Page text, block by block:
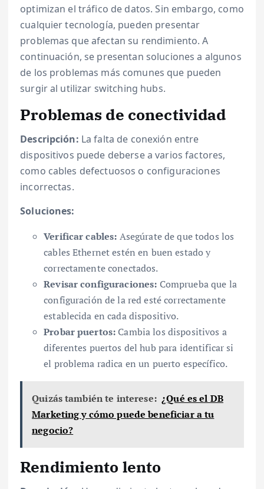
optimizan el tráfico de datos. Sin embargo, como
cualquier tecnología, pueden presentar
problemas que afectan su rendimiento. A
continuación, se presentan soluciones a algunos
de los problemas más comunes que pueden
surgir al utilizar switching hubs.
Problemas de conectividad
Descripción: La falta de conexión entre
dispositivos puede deberse a varios factores,
como cables defectuosos o configuraciones
incorrectas.
Soluciones:
Verificar cables: Asegúrate de que todos los
cables Ethernet estén en buen estado y
correctamente conectados.
Revisar configuraciones: Comprueba que la
configuración de la red esté correctamente
establecida en cada dispositivo.
Probar puertos: Cambia los dispositivos a
diferentes puertos del hub para identificar si
el problema radica en un puerto específico.
Quizás también te interese: ¿Qué es el DB
Marketing y cómo puede beneficiar a tu
negocio?
Rendimiento lento